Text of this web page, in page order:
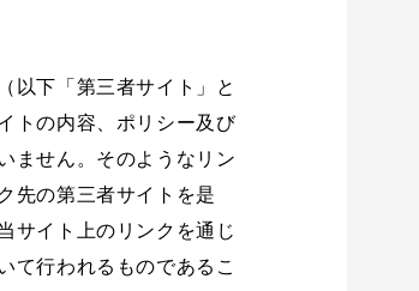
以下「第三者サイト」と
トの内容、ポリシー及び
ません。そのようなリン
先の第三者サイトを是
サイト上のリンクを通じ
て行われるものであるこ